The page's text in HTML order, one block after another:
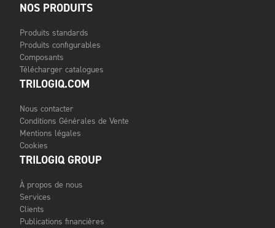
NOS PRODUITS
Produits standards
Produits configurables
Composants
Télécharger catalogues
TRILOGIQ.COM
Nous contacter
Conditions Générales de Vente
Mentions légales
Cookies
TRILOGIQ GROUP
À propos de nous
Services
Clients
Publications financières